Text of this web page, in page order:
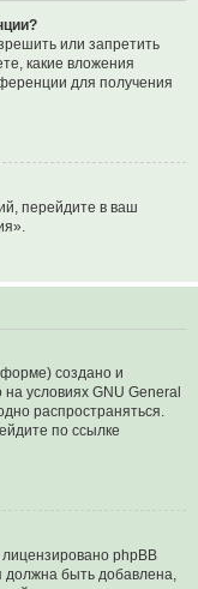
или запретить
какие вложения
для получения
перейдите в ваш
создано и
условиях GNU General
распространяться.
по ссылке
phpBB
должна быть добавлена,